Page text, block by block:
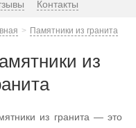
Контакты
Памятники из гранита
из
из гранита — это